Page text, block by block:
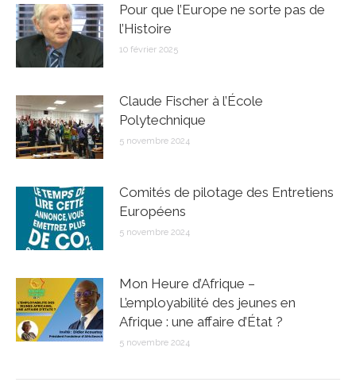
Pour que l’Europe ne sorte pas de
l’Histoire
10 février 2025
Claude Fischer à l’École
Polytechnique
5 novembre 2024
Comités de pilotage des Entretiens
Européens
5 novembre 2024
Mon Heure d’Afrique –
L’employabilité des jeunes en
Afrique : une affaire d’État ?
5 novembre 2024